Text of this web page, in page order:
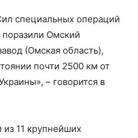
специальных операций
Омский
(Омская область),
почти 2500 км от
– говорится в
из 11 крупнейших